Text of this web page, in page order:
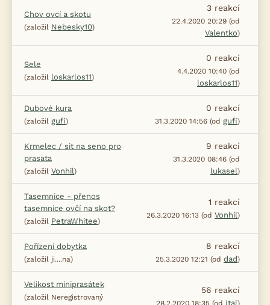
Chov ovcí a skotu
(založil Nebesky10)
3 reakcí
22.4.2020 20:29 (od
Valentko)
Sele
(založil loskarlos11)
0 reakcí
4.4.2020 10:40 (od
loskarlos11)
Dubové kura
(založil gufi)
0 reakcí
31.3.2020 14:56 (od gufi)
Krmelec / sit na seno pro
prasata
(založil Vonhil)
9 reakcí
31.3.2020 08:46 (od
lukasel)
Tasemnice - přenos
tasemnice ovčí na skot?
(založil PetraWhitee)
1 reakcí
26.3.2020 16:13 (od Vonhil)
Pořízení dobytka
(založil ji....na)
8 reakcí
25.3.2020 12:21 (od dad)
Velikost miniprasátek
(založil Neregistrovaný
56 reakcí
28.2.2020 18:35 (od Ital)